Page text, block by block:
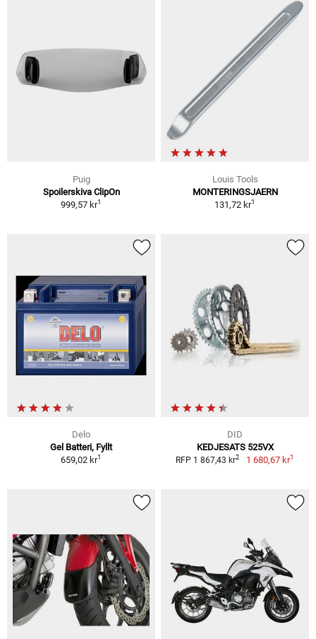
Puig
Spoilerskiva ClipOn
999,57 kr1
Louis Tools
MONTERINGSJAERN
131,72 kr1
Delo
Gel Batteri, Fyllt
659,02 kr1
DID
KEDJESATS 525VX
RFP 1 867,43 kr2 1 680,67 kr1